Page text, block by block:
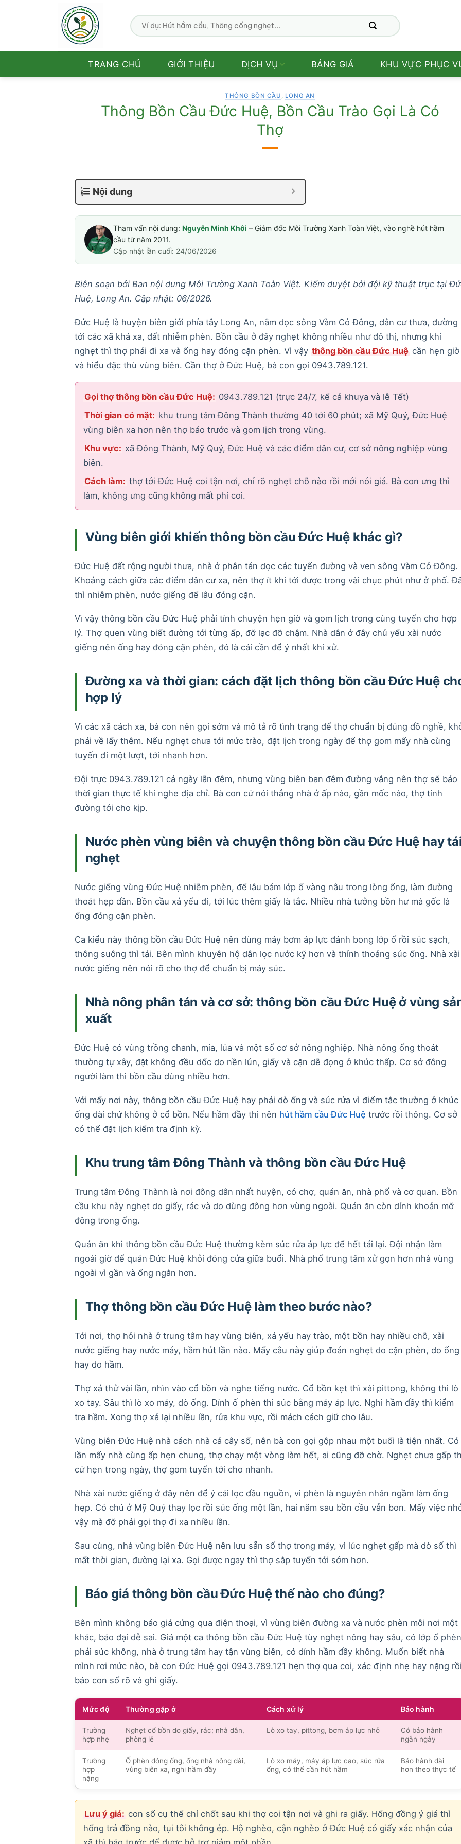
TRANG CHỦ GIỚI THIỆU DỊCH VỤ BẢNG GIÁ KHU VỰC PHỤC
THÔNG BỒN CẦU , LONG AN
Thông Bồn Cầu Đức Huệ, Bồn Cầu Trào Gọi Là Có
Thợ
Nội dung
Tham vấn nội dung: Nguyễn Minh Khôi – Giám đốc Môi Trường Xanh Toàn Việt, vào nghề hút hầm
cầu từ năm 2011.
Cập nhật lần cuối: 24/06/2026
Biên soạn bởi Ban nội dung Môi Trường Xanh Toàn Việt. Kiểm duyệt bởi đội kỹ thuật trực tại
Huệ, Long An. Cập nhật: 06/2026.
Đức Huệ là huyện biên giới phía tây Long An, nằm dọc sông Vàm Cỏ Đông, dân cư thưa, đường
tới các xã khá xa, đất nhiễm phèn. Bồn cầu ở đây nghẹt không nhiều như đô thị, nhưng khi
nghẹt thì thợ phải đi xa và ống hay đóng cặn phèn. Vì vậy thông bồn cầu Đức Huệ cần hẹn giờ
và hiểu đặc thù vùng biên. Cần thợ ở Đức Huệ, bà con gọi 0943.789.121.
Gọi thợ thông bồn cầu Đức Huệ: 0943.789.121 (trực 24/7, kể cả khuya và lễ Tết)
Thời gian có mặt: khu trung tâm Đông Thành thường 40 tới 60 phút; xã Mỹ Quý, Đức Huệ
vùng biên xa hơn nên thợ báo trước và gom lịch trong vùng.
Khu vực: xã Đông Thành, Mỹ Quý, Đức Huệ và các điểm dân cư, cơ sở nông nghiệp vùng
biên.
Cách làm: thợ tới Đức Huệ coi tận nơi, chỉ rõ nghẹt chỗ nào rồi mới nói giá. Bà con ưng thì
làm, không ưng cũng không mất phí coi.
Vùng biên giới khiến thông bồn cầu Đức Huệ khác gì?
Đức Huệ đất rộng người thưa, nhà ở phân tán dọc các tuyến đường và ven sông Vàm Cỏ Đông.
Khoảng cách giữa các điểm dân cư xa, nên thợ ít khi tới được trong vài chục phút như ở phố.
thì nhiễm phèn, nước giếng để lâu đóng cặn.
Vì vậy thông bồn cầu Đức Huệ phải tính chuyện hẹn giờ và gom lịch trong cùng tuyến cho hợp
lý. Thợ quen vùng biết đường tới từng ấp, đỡ lạc đỡ chậm. Nhà dân ở đây chủ yếu xài nước
giếng nên ống hay đóng cặn phèn, đó là cái cần để ý nhất khi xử.
Đường xa và thời gian: cách đặt lịch thông bồn cầu Đức Huệ
hợp lý
Vì các xã cách xa, bà con nên gọi sớm và mô tả rõ tình trạng để thợ chuẩn bị đúng đồ nghề,
phải về lấy thêm. Nếu nghẹt chưa tới mức trào, đặt lịch trong ngày để thợ gom mấy nhà cùng
tuyến đi một lượt, tới nhanh hơn.
Đội trực 0943.789.121 cả ngày lẫn đêm, nhưng vùng biên ban đêm đường vắng nên thợ sẽ báo
thời gian thực tế khi nghe địa chỉ. Bà con cứ nói thẳng nhà ở ấp nào, gần mốc nào, thợ tính
đường tới cho kịp.
Nước phèn vùng biên và chuyện thông bồn cầu Đức Huệ hay
nghẹt
Nước giếng vùng Đức Huệ nhiễm phèn, để lâu bám lớp ố vàng nâu trong lòng ống, làm đường
thoát hẹp dần. Bồn cầu xả yếu đi, tới lúc thêm giấy là tắc. Nhiều nhà tưởng bồn hư mà gốc là
ống đóng cặn phèn.
Ca kiểu này thông bồn cầu Đức Huệ nên dùng máy bơm áp lực đánh bong lớp ố rồi súc sạch,
thông suông thì tái. Bên mình khuyên hộ dân lọc nước kỹ hơn và thỉnh thoảng súc ống. Nhà xài
nước giếng nên nói rõ cho thợ để chuẩn bị máy súc.
Nhà nông phân tán và cơ sở: thông bồn cầu Đức Huệ ở vùng
xuất
Đức Huệ có vùng trồng chanh, mía, lúa và một số cơ sở nông nghiệp. Nhà nông ống thoát
thường tự xây, đặt không đều dốc do nền lún, giấy và cặn dễ đọng ở khúc thấp. Cơ sở đông
người làm thì bồn cầu dùng nhiều hơn.
Với mấy nơi này, thông bồn cầu Đức Huệ hay phải dò ống và súc rửa vì điểm tắc thường ở khúc
ống dài chứ không ở cổ bồn. Nếu hầm đầy thì nên hút hầm cầu Đức Huệ trước rồi thông. Cơ sở
có thể đặt lịch kiểm tra định kỳ.
Khu trung tâm Đông Thành và thông bồn cầu Đức Huệ
Trung tâm Đông Thành là nơi đông dân nhất huyện, có chợ, quán ăn, nhà phố và cơ quan. Bồn
cầu khu này nghẹt do giấy, rác và do dùng đông hơn vùng ngoài. Quán ăn còn dính khoản mỡ
đông trong ống.
Quán ăn khi thông bồn cầu Đức Huệ thường kèm súc rửa áp lực để hết tái lại. Đội nhận làm
ngoài giờ để quán Đức Huệ khỏi đóng cửa giữa buổi. Nhà phố trung tâm xử gọn hơn nhà vùng
ngoài vì gần và ống ngắn hơn.
Thợ thông bồn cầu Đức Huệ làm theo bước nào?
Tới nơi, thợ hỏi nhà ở trung tâm hay vùng biên, xả yếu hay trào, một bồn hay nhiều chỗ, xài
nước giếng hay nước máy, hầm hút lần nào. Mấy câu này giúp đoán nghẹt do cặn phèn, do ống
hay do hầm.
Thợ xả thử vài lần, nhìn vào cổ bồn và nghe tiếng nước. Cổ bồn kẹt thì xài pittong, không thì lò
xo tay. Sâu thì lò xo máy, dò ống. Dính ố phèn thì súc bằng máy áp lực. Nghi hầm đầy thì kiểm
tra hầm. Xong thợ xả lại nhiều lần, rửa khu vực, rồi mách cách giữ cho lâu.
Vùng biên Đức Huệ nhà cách nhà cả cây số, nên bà con gọi gộp nhau một buổi là tiện nhất. Có
lần mấy nhà cùng ấp hẹn chung, thợ chạy một vòng làm hết, ai cũng đỡ chờ. Nghẹt chưa gấp
cứ hẹn trong ngày, thợ gom tuyến tới cho nhanh.
Nhà xài nước giếng ở đây nên để ý cái lọc đầu nguồn, vì phèn là nguyên nhân ngầm làm ống
hẹp. Có chú ở Mỹ Quý thay lọc rồi súc ống một lần, hai năm sau bồn cầu vẫn bon. Mấy việc
vậy mà đỡ phải gọi thợ đi xa nhiều lần.
Sau cùng, nhà vùng biên Đức Huệ nên lưu sẵn số thợ trong máy, vì lúc nghẹt gấp mà dò số thì
mất thời gian, đường lại xa. Gọi được ngay thì thợ sắp tuyến tới sớm hơn.
Báo giá thông bồn cầu Đức Huệ thế nào cho đúng?
Bên mình không báo giá cứng qua điện thoại, vì vùng biên đường xa và nước phèn mỗi nơi một
khác, báo đại dễ sai. Giá một ca thông bồn cầu Đức Huệ tùy nghẹt nông hay sâu, có lớp ố phèn
phải súc không, nhà ở trung tâm hay tận vùng biên, có dính hầm đầy không. Muốn biết nhà
mình rơi mức nào, bà con Đức Huệ gọi 0943.789.121 hẹn thợ qua coi, xác định nhẹ hay nặng
báo con số rõ và ghi giấy.
Mức độ Thường gặp ở Cách xử lý Bảo hành
Trường
hợp nhẹ
Nghẹt cổ bồn do giấy, rác; nhà dân,
phòng lẻ
Lò xo tay, pittong, bơm áp lực nhỏ
Có bảo hành
ngắn ngày
Trường
hợp
nặng
Ố phèn đóng ống, ống nhà nông dài,
vùng biên xa, nghi hầm đầy
Lò xo máy, máy áp lực cao, súc rửa
ống, có thể cần hút hầm
Bảo hành dài
hơn theo thực tế
Lưu ý giá: con số cụ thể chỉ chốt sau khi thợ coi tận nơi và ghi ra giấy. Hổng đồng ý giá thì
hổng trả đồng nào, tụi tôi không ép. Hộ nghèo, cận nghèo ở Đức Huệ có giấy xác nhận của